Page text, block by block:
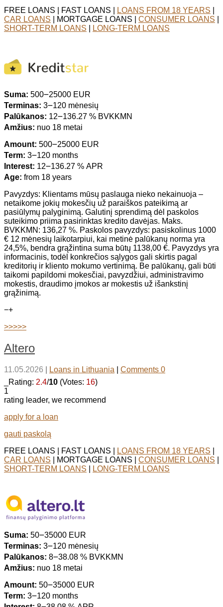
FREE LOANS | FAST LOANS |
LOANS FROM 18 YEARS
CAR LOANS | MORTGAGE LOANS | CONSUMER LOANS
SHORT-TERM LOANS
LONG-TERM LOANS
Suma: 500౼25000 EUR
Terminas: 3౼120 mėnesių
Palūkanos: 12౼136.27 % BVKKMN
Amžius: nuo 18 metai
Amount: 500౼25000 EUR
Term: 3౼120 months
Interest: 12౼136.27 % APR
Age: from 18 years
Pavyzdys: Klientams mūsų paslauga nieko nekainuoja –
netaikome jokių mokesčių už paraiškos pateikimą ar
pasiūlymų palyginimą. Galutinį sprendimą dėl paskolos
suteikimo priima pasirinktas kredito davėjas. Maks.
BVKKMN: 136,27 %. Paskolos pavyzdys: pasiskolinus 1000
€ 12 mėnesių laikotarpiui, kai metinė palūkanų norma yra
24,5%, bendra grąžintina suma būtų 1138,00 €. Pavyzdys yra
informacinis, todėl konkrečios sąlygos gali skirtis pagal
kreditorių ir kliento mokumo vertinimą. Be palūkanų, gali būti
taikomi papildomi mokesčiai, pavyzdžiui, administravimo
mokestis, draudimo įmokos ar mokestis už išankstinį
grąžinimą.
−+
>>>>>
Altero
11.05.2026 Loans in Lithuania
Comments 0
_Rating: 2.4/10 (Votes: 16)
1
rating leader, we recommend
apply for a loan
gauti paskolą
FREE LOANS | FAST LOANS |
LOANS FROM 18 YEARS
CAR LOANS | MORTGAGE LOANS | CONSUMER LOANS
SHORT-TERM LOANS
LONG-TERM LOANS
Suma: 50౼35000 EUR
Terminas: 3౼120 mėnesių
Palūkanos: 8౼38.08 % BVKKMN
Amžius: nuo 18 metai
Amount: 50౼35000 EUR
Term: 3౼120 months